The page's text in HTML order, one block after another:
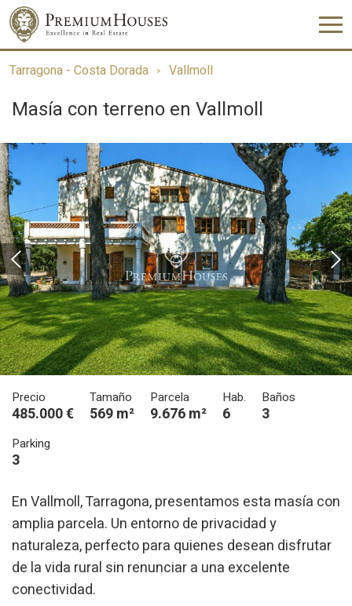
Tarragona - Costa Dorada Vallmoll
Masía con terreno en Vallmoll
Precio
485.000 €
Tamaño
569 m²
Parcela
9.676 m²
Hab.
6
Baños
3
Parking
3
En Vallmoll, Tarragona, presentamos esta masía con
amplia parcela. Un entorno de privacidad y
naturaleza, perfecto para quienes desean disfrutar
de la vida rural sin renunciar a una excelente
conectividad.
Modificar cookies
Técnicas y funcionales
Siempre activas
Este sitio web utiliza Cookies propias para recopilar